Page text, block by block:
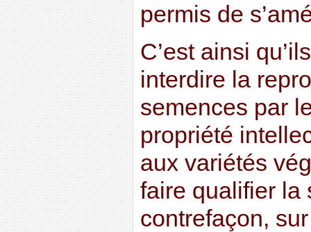
permis de
C’est ainsi
interdire la
semences par
propriété
aux variétés
faire qualifier la
contrefaçon,